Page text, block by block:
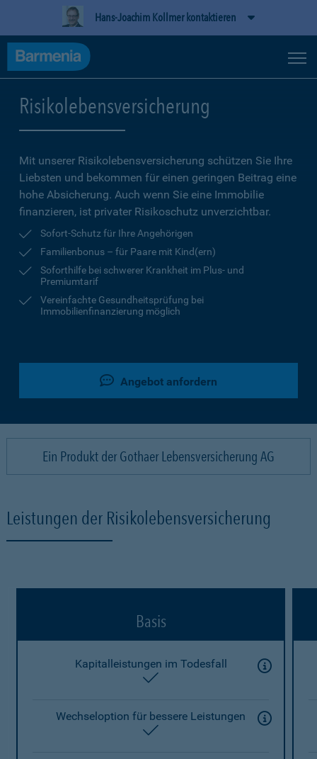
Hans-Joachim Kollmer kontaktieren
Risikolebensversicherung
Mit unserer Risikolebensversicherung schützen Sie Ihre
Liebsten und bekommen für einen geringen Beitrag eine
hohe Ab­sicherung. Auch wenn Sie eine Immobilie
finanzieren, ist privater Risikoschutz unverzichtbar.
Sofort-Schutz für Ihre Angehörigen
Familienbonus – für Paare mit Kind(ern)
Soforthilfe bei schwerer Krankheit im Plus- und
Premiumtarif
Vereinfachte Gesundheitsprüfung bei
Immobilienfinanzierung möglich
Angebot anfordern
Ein Produkt der Gothaer Lebensversicherung AG
Leistungen der Risikolebensversicherung
Basis
Kapitalleistungen im Todesfall
Wechseloption für bessere Leistungen